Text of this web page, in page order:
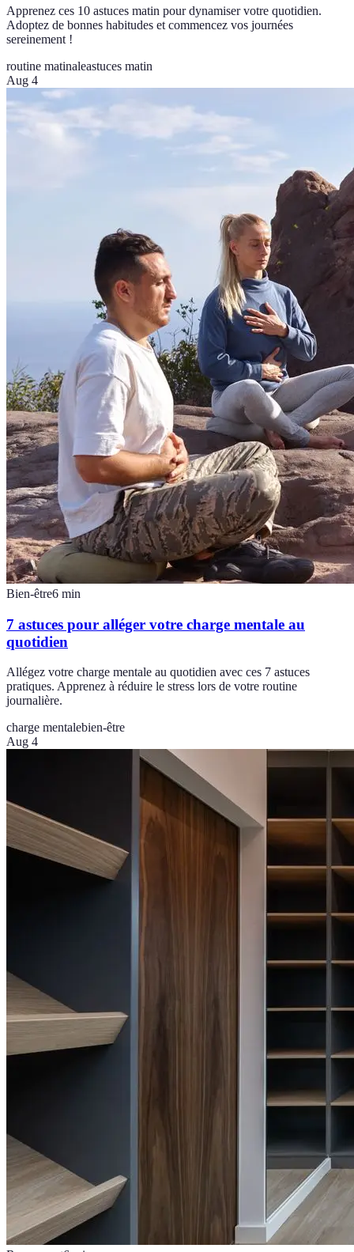
Apprenez ces 10 astuces matin pour dynamiser votre quotidien.
Adoptez de bonnes habitudes et commencez vos journées
sereinement !
routine matinaleastuces matin
Aug 4
Bien-être6 min
7 astuces pour alléger votre charge mentale au
quotidien
Allégez votre charge mentale au quotidien avec ces 7 astuces
pratiques. Apprenez à réduire le stress lors de votre routine
journalière.
charge mentalebien-être
Aug 4